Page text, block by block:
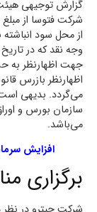
گزارش توجیهی
از محل سود
جهت اظهارنظر به
اظهارنظر بازرس
می‌گردد. بدیهی
سازمان بورس و
می‌باشد.
افزایش
برگزاری